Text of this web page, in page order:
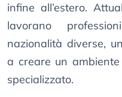
infine all’estero.
lavorano
nazionalità diverse,
a creare un
specializzato.